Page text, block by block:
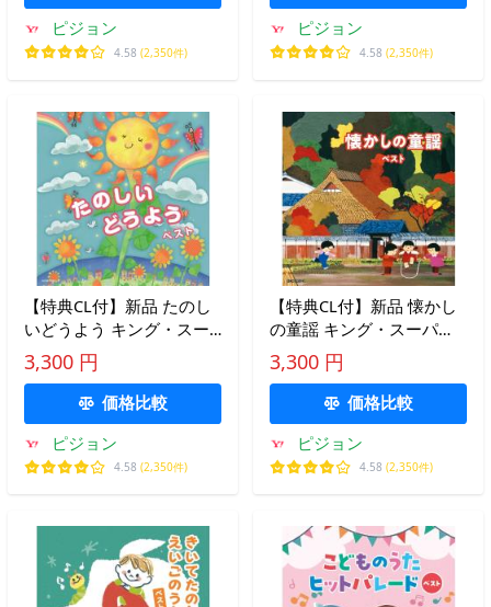
ピジョン
4.58 (2,350件)
ピジョン
4.58 (2,350件)
【特典CL付】新品 たのし
いどうよう キング・スー
パー・ツイン・シリーズ
2026 / (CD) KICW7803
3,300 円
価格比較
ピジョン
4.58 (2,350件)
【特典CL付】新品 懐かし
の童謡 キング・スーパ
ー・ツイン・シリーズ
2026 / (CD) KICW7805
3,300 円
価格比較
ピジョン
4.58 (2,350件)